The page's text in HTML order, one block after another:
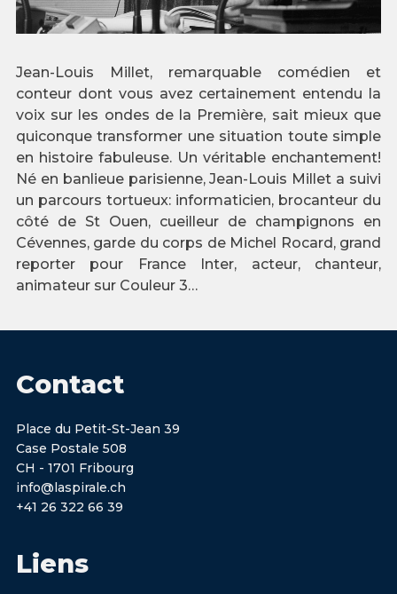
Jean-Louis Millet, remarquable comédien et
conteur dont vous avez certainement entendu la
voix sur les ondes de la Première, sait mieux que
quiconque transformer une situation toute simple
en histoire fabuleuse. Un véritable enchantement!
Né en banlieue parisienne, Jean-Louis Millet a suivi
un parcours tortueux: informaticien, brocanteur du
côté de St Ouen, cueilleur de champignons en
Cévennes, garde du corps de Michel Rocard, grand
reporter pour France Inter, acteur, chanteur,
animateur sur Couleur 3…
Contact
Place du Petit-St-Jean 39
Case Postale 508
CH - 1701 Fribourg
info@laspirale.ch
+41 26 322 66 39
Liens